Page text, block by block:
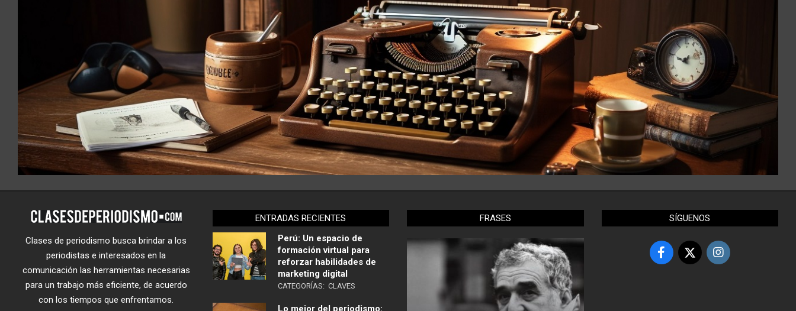
Clases de periodismo busca brindar a los
periodistas e interesados en la
comunicación las herramientas necesarias
para un trabajo más eficiente, de acuerdo
con los tiempos que enfrentamos.
ENTRADAS RECIENTES
Perú: Un espacio de
formación virtual para
reforzar habilidades de
marketing digital
CATEGORÍAS: CLAVES
Lo mejor del periodismo:
FRASES SÍGUENOS